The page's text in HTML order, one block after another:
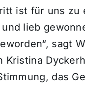
ist für uns zu
lieb
sagt
Kristina
das